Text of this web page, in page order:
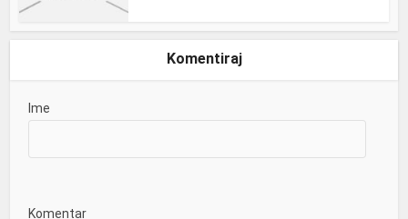
Komentiraj
Ime
Komentar